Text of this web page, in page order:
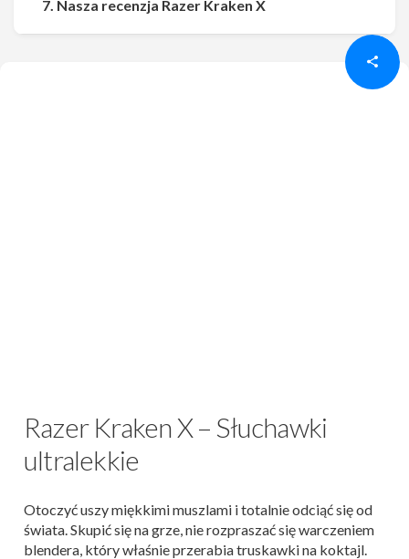
Udostępnij
Razer Kraken X – Słuchawki
ultralekkie
Otoczyć uszy miękkimi muszlami i totalnie odciąć się od
świata. Skupić się na grze, nie rozpraszać się warczeniem
blendera, który właśnie przerabia truskawki na koktajl.
7. Nasza recenzja Razer Kraken X